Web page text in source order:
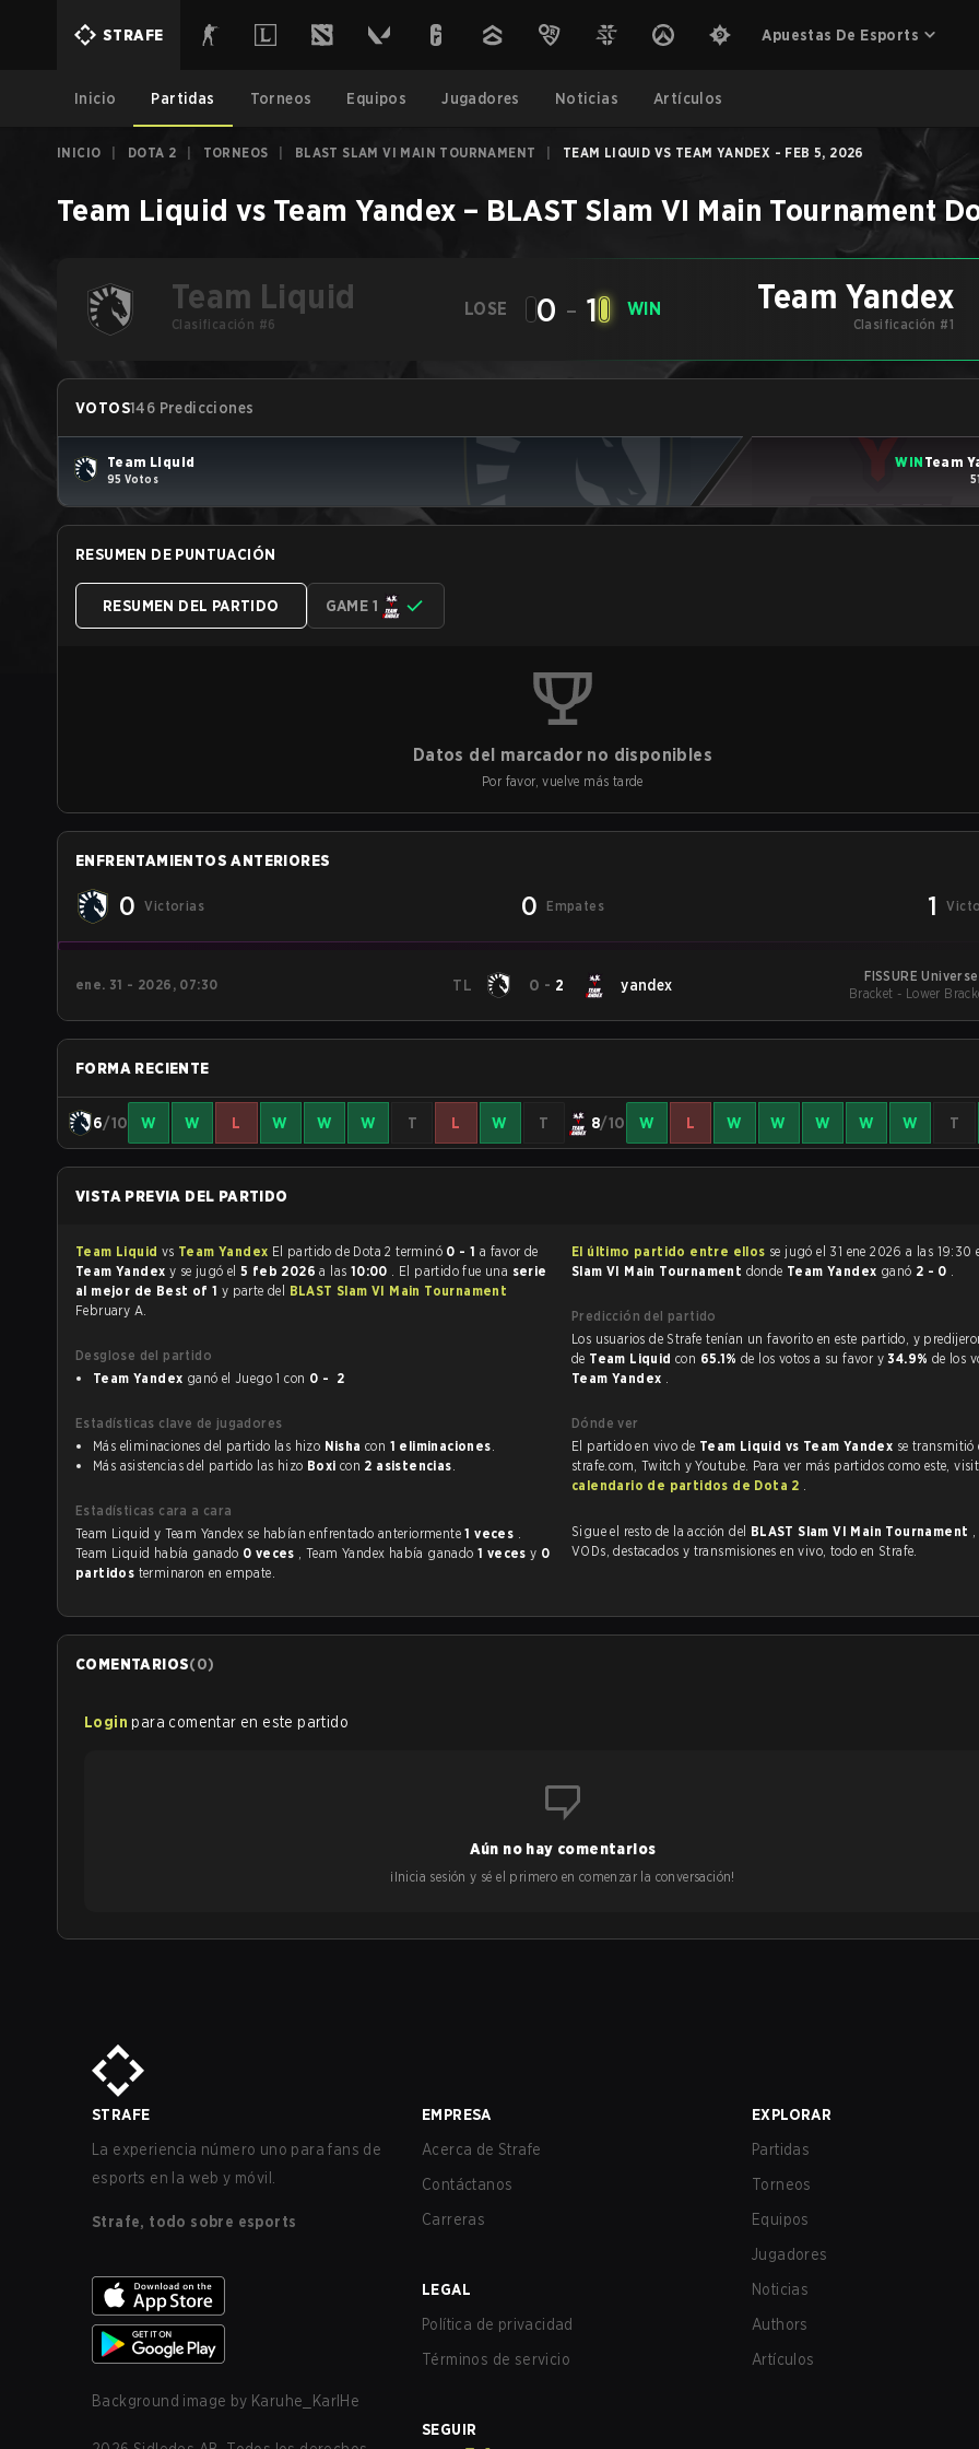
STRAFE Apuestas De Esports
Inicio Partidas Torneos Equipos Jugadores Noticias Artículos
INICIO DOTA 2 TORNEOS BLAST SLAM VI MAIN TOURNAMENT TEAM LIQUID VS TEAM YANDEX - FEB 5, 2026
Team Liquid vs Team Yandex – BLAST Slam VI Main Tournament
Team Liquid
Clasificación #6
LOSE 0 - 1 WIN Team Yandex
Clasificación #1
VOTOS146 Predicciones
Team Liquid
95 Votos
WIN Team
RESUMEN DE PUNTUACIÓN
RESUMEN DEL PARTIDO GAME 1
Datos del marcador no disponibles
Por favor, vuelve más tarde
ENFRENTAMIENTOS ANTERIORES
0 Victorias 0 Empates 1
ene. 31 - 2026, 07:30 TL 0 - 2 yandex
FISSURE
Bracket - Lower
FORMA RECIENTE
6/10 W W L W W W T L W T 8/10 W L W W W W W T
VISTA PREVIA DEL PARTIDO
Team Liquid vs Team Yandex El partido de Dota 2 terminó 0 - 1 a favor de
Team Yandex y se jugó el 5 feb 2026a las 10:00 . El partido fue una serie
al mejor de Best of 1 y parte del BLAST Slam VI Main Tournament
February A.
Desglose del partido
Team Yandex
ganó el Juego 1 con 0 - 2
Estadísticas clave de jugadores
Más eliminaciones del partido las hizo Nisha con 1 eliminaciones.
Más asistencias del partido las hizo Boxi con 2 asistencias.
Estadísticas cara a cara
Team Liquid y Team Yandex se habían enfrentado anteriormente1 veces .
Team Liquid había ganado 0 veces , Team Yandex había ganado 1 vecesy 0
partidos terminaron en empate.
El último partido entre ellos se jugó el 31 ene 2026 a las 19:30
Slam VI Main Tournament donde Team Yandex ganó 2 - 0 .
Predicción del partido
Los usuarios de Strafe tenían un favorito en este partido, y predijeron la victoria
de Team Liquid con 65.1% de los votos a su favor y34.9% de los
Team Yandex .
Dónde ver
El partido en vivo de Team Liquid vs Team Yandex se transmitió
strafe.com, Twitch y Youtube. Para ver más partidos como este,
calendario de partidos de Dota 2 .
Sigue el resto de la acción del BLAST Slam VI Main Tournament
VODs, destacados y transmisiones en vivo, todo en Strafe.
COMENTARIOS(0)
Login para comentar en este partido
Aún no hay comentarios
¡Inicia sesión y sé el primero en comenzar la conversación!
STRAFE
La experiencia número uno para fans de
esports en la web y móvil.
Strafe, todo sobre esports
Background image by Karuhe_KarlHe
EMPRESA
Acerca de Strafe
Contáctanos
Carreras
LEGAL
Política de privacidad
Términos de servicio
SEGUIR
EXPLORAR
Partidas
Torneos
Equipos
Jugadores
Noticias
Authors
Artículos